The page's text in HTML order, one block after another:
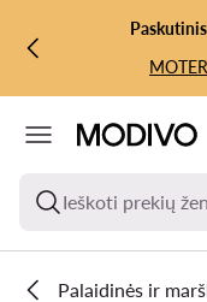
PEREITI PRIE
PEREITI Į PAIEŠKĄ
Ieškoti prekių
Palaidinės ir